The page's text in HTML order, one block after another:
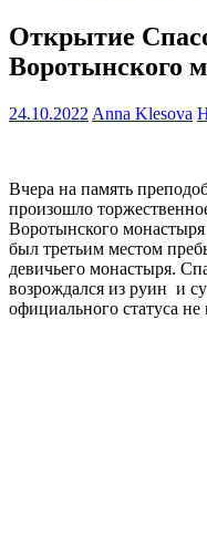
Открытие
Воротынского
24.10.2022 Anna Klesova
Вчера на память
произошло
Воротынского
был третьим местом
девичьего монастыря.
возрождался из руин и
официального статуса не